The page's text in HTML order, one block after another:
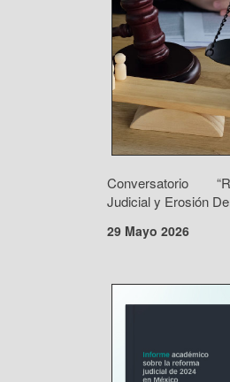
Conversatorio
Judicial y Erosión
29 Mayo 2026